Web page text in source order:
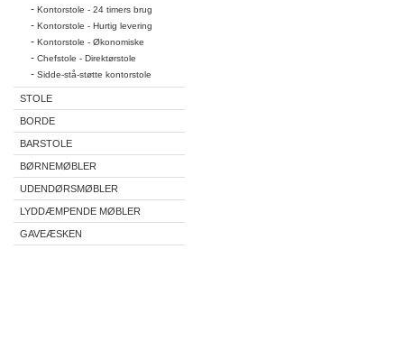
- Kontorstole - 24 timers brug
- Kontorstole - Hurtig levering
- Kontorstole - Økonomiske
- Chefstole - Direktørstole
- Sidde-stå-støtte kontorstole
STOLE
BORDE
BARSTOLE
BØRNEMØBLER
UDENDØRSMØBLER
LYDDÆMPENDE MØBLER
GAVEÆSKEN